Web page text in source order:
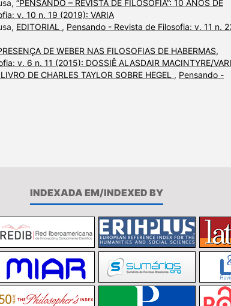
“PENSANDO – REVISTA DE FILOSOFIA”: 10 ANOS DE
v. 10 n. 19 (2019): VARIA
EDITORIAL , Pensando - Revista de Filosofia: v. 11 n.
DE WEBER NAS FILOSOFIAS DE HABERMAS,
v. 6 n. 11 (2015): DOSSIÊ ALASDAIR MACINTYRE/
DE CHARLES TAYLOR SOBRE HEGEL , Pensando -
INDEXADA EM/INDEXED BY